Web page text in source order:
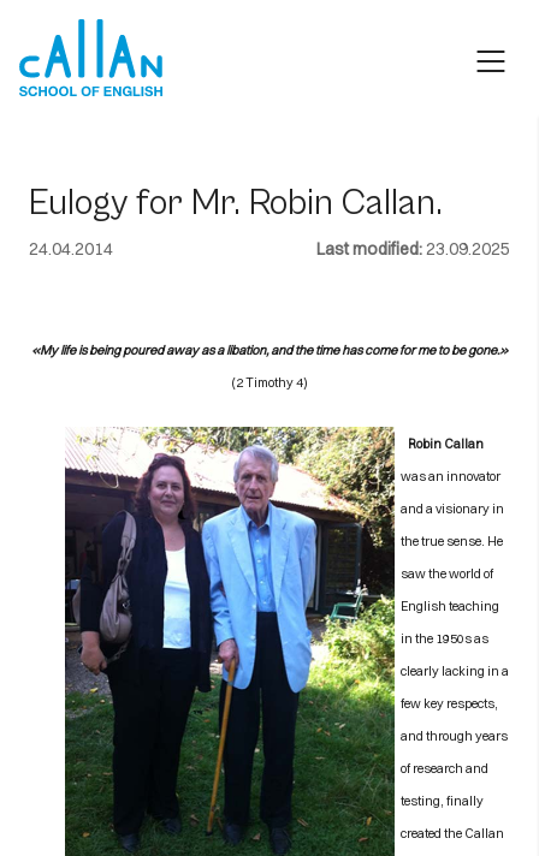
content
Eulogy for Mr. Robin Callan.
24.04.2014 Last modified:23.09.2025
«My life is being poured away as a libation, and the time has come for me to be gone.»
(2 Timothy 4)
Robin Callan
was an innovator
and a visionary in
the true sense. He
saw the world of
English teaching
in the 1950s as
clearly lacking in a
few key respects,
and through years
of research and
testing, finally
created the Callan